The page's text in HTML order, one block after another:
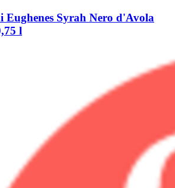
Eughenes Syrah Nero d'Avola
l